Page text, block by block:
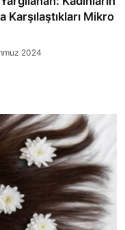
Karşılaştıkları Mikro
2024